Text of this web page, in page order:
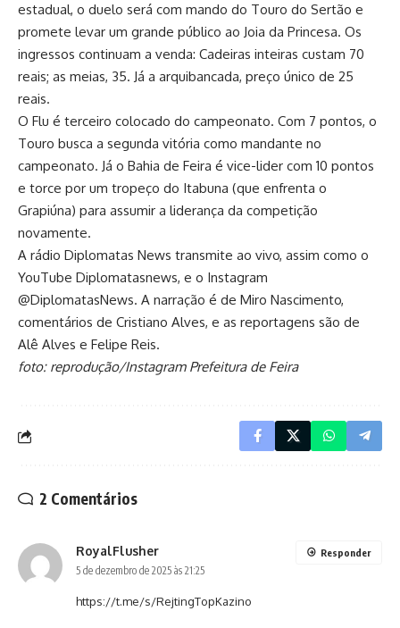
estadual, o duelo será com mando do Touro do Sertão e
promete levar um grande público ao Joia da Princesa. Os
ingressos continuam a venda: Cadeiras inteiras custam 70
reais; as meias, 35. Já a arquibancada, preço único de 25
reais.
O Flu é terceiro colocado do campeonato. Com 7 pontos, o
Touro busca a segunda vitória como mandante no
campeonato. Já o Bahia de Feira é vice-lider com 10 pontos
e torce por um tropeço do Itabuna (que enfrenta o
Grapiúna) para assumir a liderança da competição
novamente.
A rádio Diplomatas News transmite ao vivo, assim como o
YouTube Diplomatasnews, e o Instagram
@DiplomatasNews. A narração é de Miro Nascimento,
comentários de Cristiano Alves, e as reportagens são de
Alê Alves e Felipe Reis.
foto: reprodução/Instagram Prefeitura de Feira
2 Comentários
RoyalFlusher
5 de dezembro de 2025 às 21:25
https://t.me/s/RejtingTopKazino
Responder